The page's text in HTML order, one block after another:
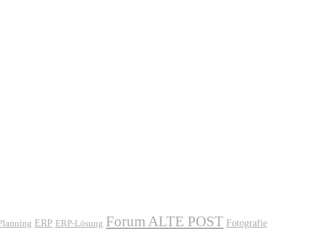
ERP ERP-Lösung Forum ALTE POST Fotografie